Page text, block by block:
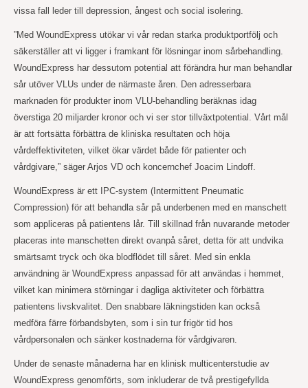
vissa fall leder till depression, ångest och social isolering.
”Med WoundExpress utökar vi vår redan starka produktportfölj och
säkerställer att vi ligger i framkant för lösningar inom sårbehandling.
WoundExpress har dessutom potential att förändra hur man behandlar
sår utöver VLUs under de närmaste åren. Den adresserbara
marknaden för produkter inom VLU-behandling beräknas idag
överstiga 20 miljarder kronor och vi ser stor tillväxtpotential. Vårt mål
är att fortsätta förbättra de kliniska resultaten och höja
vårdeffektiviteten, vilket ökar värdet både för patienter och
vårdgivare,” säger Arjos VD och koncernchef Joacim Lindoff.
WoundExpress är ett IPC-system (Intermittent Pneumatic
Compression) för att behandla sår på underbenen med en manschett
som appliceras på patientens lår. Till skillnad från nuvarande metoder
placeras inte manschetten direkt ovanpå såret, detta för att undvika
smärtsamt tryck och öka blodflödet till såret. Med sin enkla
användning är WoundExpress anpassad för att användas i hemmet,
vilket kan minimera störningar i dagliga aktiviteter och förbättra
patientens livskvalitet. Den snabbare läkningstiden kan också
medföra färre förbandsbyten, som i sin tur frigör tid hos
vårdpersonalen och sänker kostnaderna för vårdgivaren.
Under de senaste månaderna har en klinisk multicenterstudie av
WoundExpress genomförts, som inkluderar de två prestigefyllda